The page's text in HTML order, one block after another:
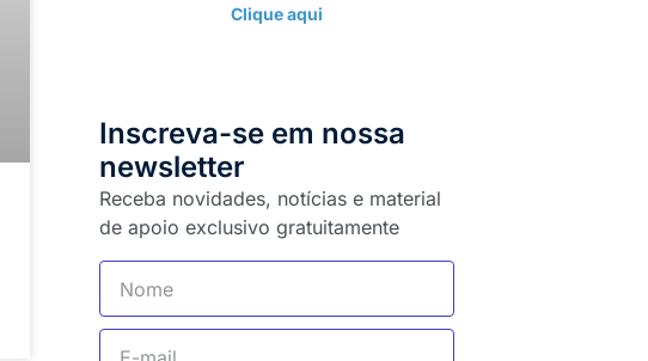
Clique aqui
Inscreva-se em nossa
newsletter
Receba novidades, notícias e material
de apoio exclusivo gratuitamente